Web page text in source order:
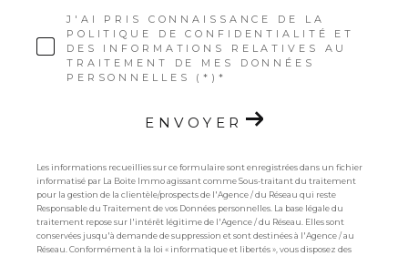
J'AI PRIS CONNAISSANCE DE LA
POLITIQUE DE CONFIDENTIALITÉ ET
DES INFORMATIONS RELATIVES AU
TRAITEMENT DE MES DONNÉES
PERSONNELLES (*)*
ENVOYER
Les informations recueillies sur ce formulaire sont enregistrées dans un fichier
informatisé par La Boite Immo agissant comme Sous-traitant du traitement
pour la gestion de la clientèle/prospects de l'Agence / du Réseau qui reste
Responsable du Traitement de vos Données personnelles. La base légale du
traitement repose sur l'intérêt légitime de l'Agence / du Réseau. Elles sont
conservées jusqu'à demande de suppression et sont destinées à l'Agence / au
Réseau. Conformément à la loi « informatique et libertés », vous disposez des